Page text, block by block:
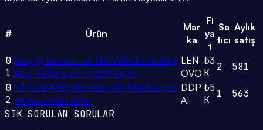
# Ürün
Mar
ka
Fi
ya
t
Sa
tıcı
Aylık
satış
0
1
Araç İçi Kamera 3.2 INC Wifi Ön ve Arka
Araç Kamerası S7 3280 Siyah
LEN
OVO
₺3
K
2
581
0
2
N5 Dual Araç Kamerası Ön Arka Kamera
4K Kayıt WiFi GPS
DDP
AI
₺5
K
1
563
SIK SORULAN SORULAR